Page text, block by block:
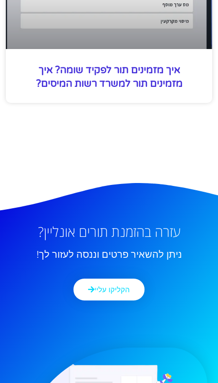
איך מזמינים תור לפקיד שומה? איך
מזמינים תור למשרד רשות המיסים?
עזרה בהזמנת תורים אונליין?
ניתן להשאיר פרטים וננסה לעזור לך!
הקליקו עליי